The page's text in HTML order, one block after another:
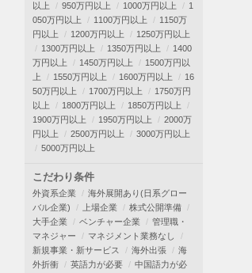
以上
950万円以上 1000万円以上
1
050万円以上
1100万円以上
1150万
円以上
1200万円以上
1250万円以上
1300万円以上
1350万円以上
1400
万円以上
1450万円以上
1500万円以
上
1550万円以上 1600万円以上
16
50万円以上
1700万円以上
1750万円
以上
1800万円以上
1850万円以上
1900万円以上
1950万円以上
2000万
円以上
2500万円以上
3000万円以上
5000万円以上
こだわり条件
外資系企業
海外展開あり(日系グロー
バル企業)
上場企業
株式公開準備
大手企業
ベンチャー企業
管理職・
マネジャー
マネジメント業務なし
新規事業・新サービス
海外出張
海
外折衝
英語力が必要
中国語力が必